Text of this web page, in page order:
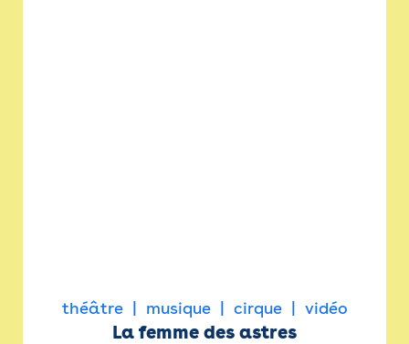
théâtre musique cirque vidéo
La femme des astres